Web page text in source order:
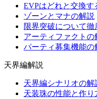
EVPはどれと交換す
ゾーンとマナの解説
限界突破について徹
アーティファクトの
パーティ募集機能の
天界編解説
天界編シナリオの解
天装珠の性能と作り